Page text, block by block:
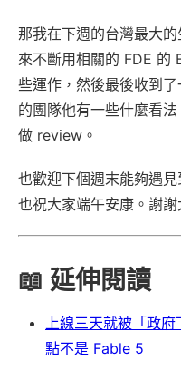
那我在下週的台灣最大
來不斷用相關的 FDE 的
些運作，然後最後收到
的團隊他有一些什麼看
做 review。
也歡迎下個週末能夠遇
也祝大家端午安康。謝謝
📖 延伸閱讀
上線三天就被「政
點不是 Fable 5